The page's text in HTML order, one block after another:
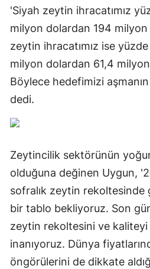
'Siyah zeytin ihracatımız
milyon dolardan 194 milyon
zeytin ihracatımız ise
milyon dolardan 61,4
Böylece hedefimizi
dedi.
Zeytincilik sektörünün
olduğuna değinen Uygun,
sofralık zeytin rekoltesinde
bir tablo bekliyoruz. Son
zeytin rekoltesini ve kaliteyi
inanıyoruz. Dünya
öngörülerini de dikkate